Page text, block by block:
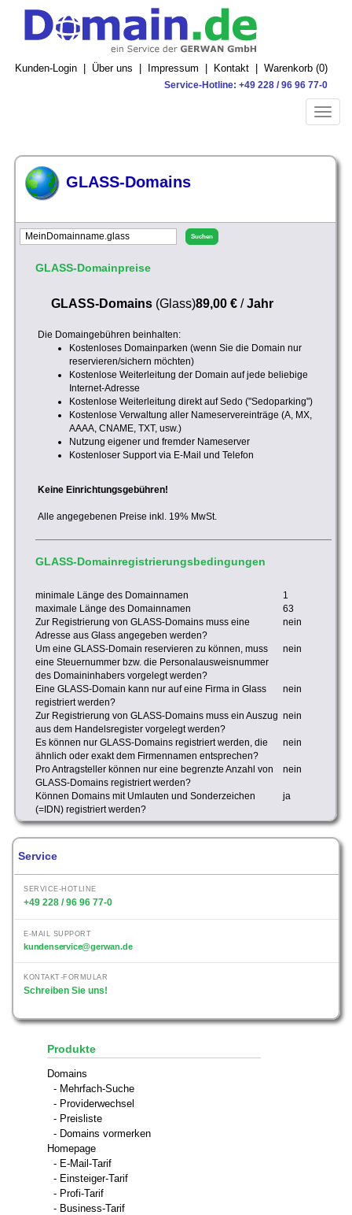
Kunden-Login Über uns Impressum Kontakt Warenkorb (0)
Service-Hotline: +49 228 / 96 96 77-0
Toggle
GLASS-Domains
GLASS-Domainpreise
GLASS-Domains(Glass)89,00 €/Jahr
Die Domaingebühren beinhalten:
Kostenloses Domainparken (wenn Sie die Domain nur
reservieren/sichern möchten)
Kostenlose Weiterleitung der Domain auf jede beliebige
Internet-Adresse
Kostenlose Weiterleitung direkt auf Sedo ("Sedoparking")
Kostenlose Verwaltung aller Nameservereinträge (A, MX,
AAAA, CNAME, TXT, usw.)
Nutzung eigener und fremder Nameserver
Kostenloser Support via E-Mail und Telefon
Keine Einrichtungsgebühren!
Alle angegebenen Preise inkl. 19% MwSt.
GLASS-Domainregistrierungsbedingungen
minimale Länge des Domainnamen
1
maximale Länge des Domainnamen
63
Zur Registrierung von GLASS-Domains muss eine
Adresse aus Glass angegeben werden?
nein
Um eine GLASS-Domain reservieren zu können, muss
eine Steuernummer bzw. die Personalausweisnummer
des Domaininhabers vorgelegt werden?
nein
Eine GLASS-Domain kann nur auf eine Firma in Glass
registriert werden?
nein
Zur Registrierung von GLASS-Domains muss ein Auszug
aus dem Handelsregister vorgelegt werden?
nein
Es können nur GLASS-Domains registriert werden, die
ähnlich oder exakt dem Firmennamen entsprechen?
nein
Pro Antragsteller können nur eine begrenzte Anzahl von
GLASS-Domains registriert werden?
nein
Können Domains mit Umlauten und Sonderzeichen
(=IDN) registriert werden?
ja
Service
SERVICE-HOTLINE
+49 228 / 96 96 77-0
E-MAIL SUPPORT
kundenservice@gerwan.de
KONTAKT-FORMULAR
Schreiben Sie uns!
Produkte
Domains
- Mehrfach-Suche
- Providerwechsel
- Preisliste
- Domains vormerken
Homepage
- E-Mail-Tarif
- Einsteiger-Tarif
- Profi-Tarif
- Business-Tarif